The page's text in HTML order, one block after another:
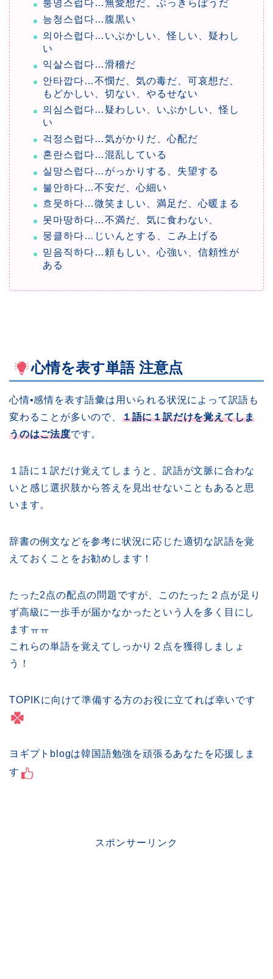
퉁명스럽다…無愛想だ、ぶっきらぼうだ
능청스럽다…腹黒い
의아스럽다…いぶかしい、怪しい、疑わし
い
익살스럽다…滑稽だ
안타깝다…不憫だ、気の毒だ、可哀想だ、
もどかしい、切ない、やるせない
의심스럽다…疑わしい、いぶかしい、怪し
い
걱정스럽다…気がかりだ、心配だ
혼란스럽다…混乱している
실망스럽다…がっかりする、失望する
불안하다…不安だ、心細い
흐뭇하다…微笑ましい、満足だ、心暖まる
못마땅하다…不満だ、気に食わない、
뭉클하다…じいんとする、こみ上げる
믿음직하다…頼もしい、心強い、信頼性が
ある
心情を表す単語 注意点
心情•感情を表す語彙は用いられる状況によって訳語も
変わることが多いので、 １語に１訳だけを覚えてしま
うのはご法度です。
１語に１訳だけ覚えてしまうと、訳語が文脈に合わな
いと感じ選択肢から答えを見出せないこともあると思
います。
辞書の例文などを参考に状況に応じた適切な訳語を覚
えておくことをお勧めします！
たった2点の配点の問題ですが、このたった２点が足り
ず高級に一歩手が届かなかったという人を多く目にし
ますㅠㅠ
これらの単語を覚えてしっかり２点を獲得しましょ
う！
TOPIKに向けて準備する方のお役に立てれば幸いです
ヨギプトblogは韓国語勉強を頑張るあなたを応援しま
す
スポンサーリンク